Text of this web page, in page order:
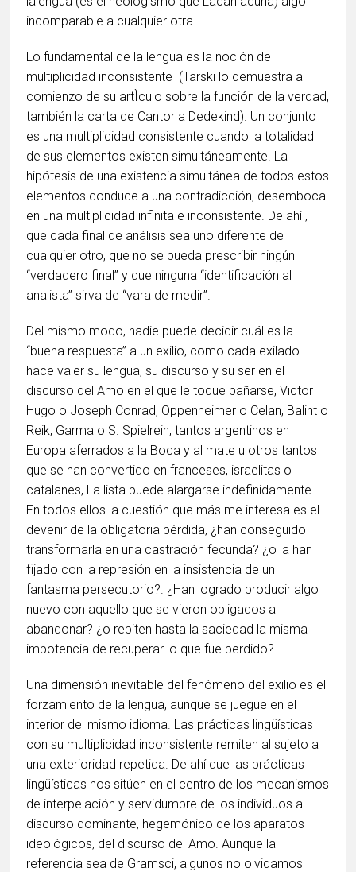
incomparable a cualquier otra.
Lo fundamental de la lengua es la noción de
multiplicidad inconsistente (Tarski lo demuestra al
comienzo de su artÌculo sobre la función de la verdad,
también la carta de Cantor a Dedekind). Un conjunto
es una multiplicidad consistente cuando la totalidad
de sus elementos existen simultáneamente. La
hipótesis de una existencia simultánea de todos estos
elementos conduce a una contradicción, desemboca
en una multiplicidad infinita e inconsistente. De ahí ,
que cada final de análisis sea uno diferente de
cualquier otro, que no se pueda prescribir ningún
“verdadero final” y que ninguna “identificación al
analista” sirva de “vara de medir”.
Del mismo modo, nadie puede decidir cuál es la
“buena respuesta” a un exilio, como cada exilado
hace valer su lengua, su discurso y su ser en el
discurso del Amo en el que le toque bañarse, Victor
Hugo o Joseph Conrad, Oppenheimer o Celan, Balint o
Reik, Garma o S. Spielrein, tantos argentinos en
Europa aferrados a la Boca y al mate u otros tantos
que se han convertido en franceses, israelitas o
catalanes, La lista puede alargarse indefinidamente .
En todos ellos la cuestión que más me interesa es el
devenir de la obligatoria pérdida, ¿han conseguido
transformarla en una castración fecunda? ¿o la han
fijado con la represión en la insistencia de un
fantasma persecutorio?. ¿Han logrado producir algo
nuevo con aquello que se vieron obligados a
abandonar? ¿o repiten hasta la saciedad la misma
impotencia de recuperar lo que fue perdido?
Una dimensión inevitable del fenómeno del exilio es el
forzamiento de la lengua, aunque se juegue en el
interior del mismo idioma. Las prácticas lingüísticas
con su multiplicidad inconsistente remiten al sujeto a
una exterioridad repetida. De ahí que las prácticas
lingüísticas nos sitúen en el centro de los mecanismos
de interpelación y servidumbre de los individuos al
discurso dominante, hegemónico de los aparatos
ideológicos, del discurso del Amo. Aunque la
referencia sea de Gramsci, algunos no olvidamos